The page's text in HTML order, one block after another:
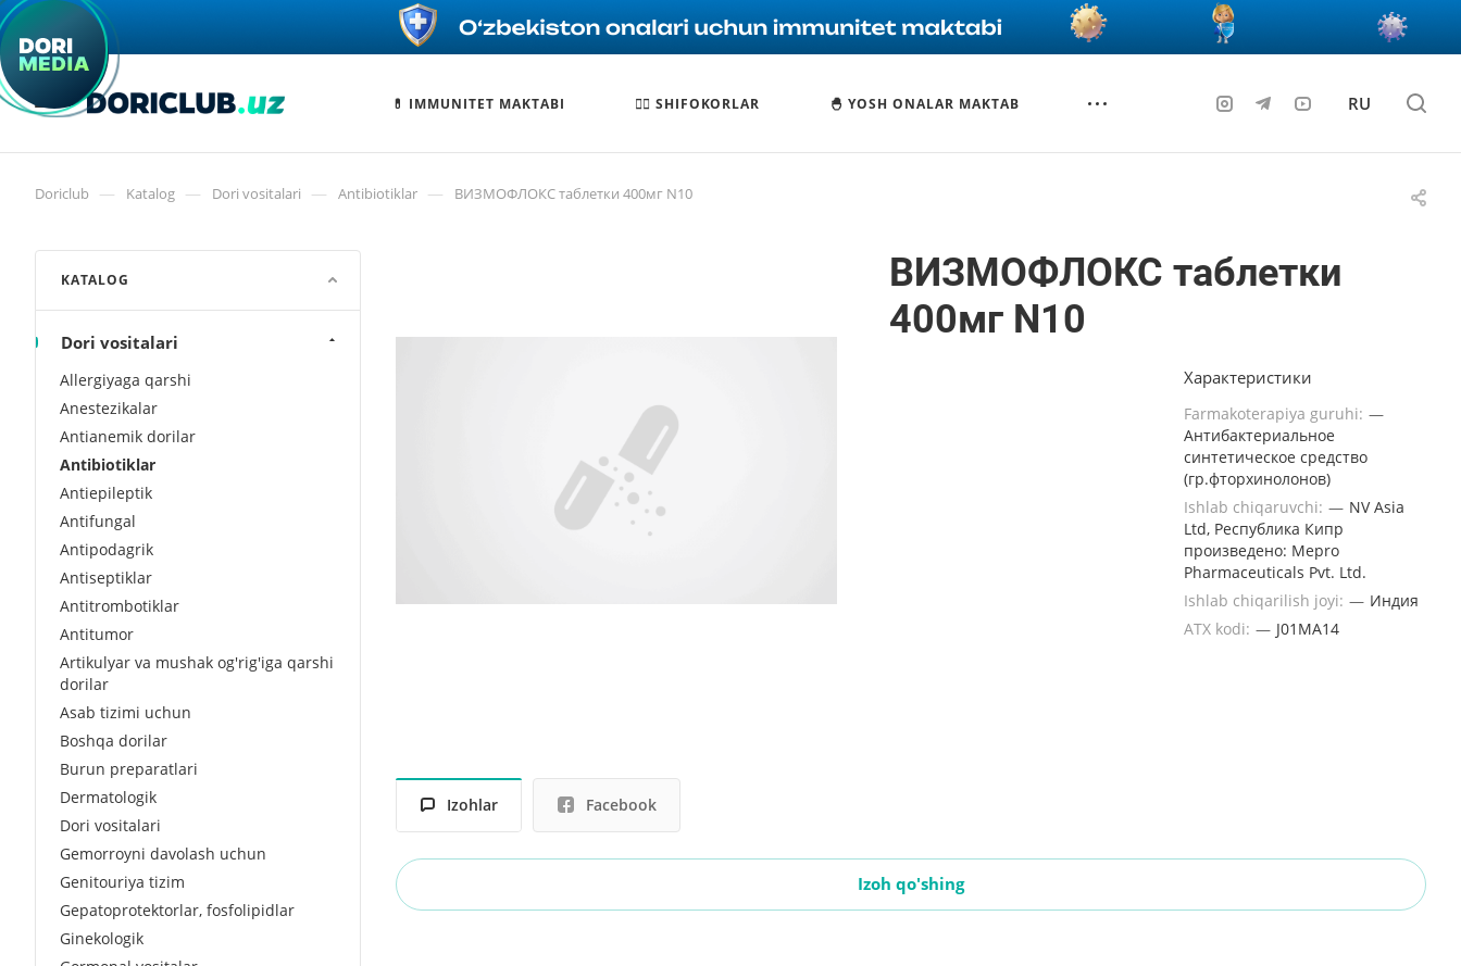
💊 IMMUNITET MAKTABI 🧑‍⚕️ SHIFOKORLAR 🐣 YOSH ONALAR MAKTAB RU
Doriclub — Katalog — Dori vositalari — Antibiotiklar — ВИЗМОФЛОКС таблетки 400мг N10
ВИЗМОФЛОКС таблетки
400мг N10
Характеристики
Farmakoterapiya guruhi: —
Антибактериальное
синтетическое средство
(гр.фторхинолонов)
Ishlab chiqaruvchi: — NV Asia
Ltd, Республика Кипр
произведено: Mepro
Pharmaceuticals Pvt. Ltd.
Ishlab chiqarilish joyi: — Индия
ATX kodi: — J01MA14
Izohlar Facebook
Izoh qo'shing
KATALOG
Dori vositalari
Allergiyaga qarshi
Anestezikalar
Antianemik dorilar
Antibiotiklar
Antiepileptik
Antifungal
Antipodagrik
Antiseptiklar
Antitrombotiklar
Antitumor
Artikulyar va mushak og'rig'iga qarshi
dorilar
Asab tizimi uchun
Boshqa dorilar
Burun preparatlari
Dermatologik
Dori vositalari
Gemorroyni davolash uchun
Genitouriya tizim
Gepatoprotektorlar, fosfolipidlar
Ginekologik